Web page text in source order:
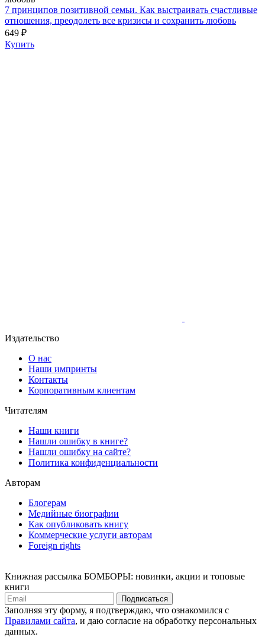
7 принципов позитивной семьи. Как выстраивать счастливые
отношения, преодолеть все кризисы и сохранить любовь
649 ₽
Купить
Издательство
О нас
Наши импринты
Контакты
Корпоративным клиентам
Читателям
Наши книги
Нашли ошибку в книге?
Нашли ошибку на сайте?
Политика конфиденциальности
Авторам
Блогерам
Медийные биографии
Как опубликовать книгу
Коммерческие услуги авторам
Foreign rights
Книжная рассылка БОМБОРЫ: новинки, акции и топовые
книги
Подписаться
Заполняя эту форму, я подтверждаю, что ознакомился с
Правилами сайта, и даю согласие на обработку персональных
данных.